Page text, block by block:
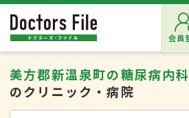
会員
美方郡新温泉町の糖尿病内
のクリニック・病院